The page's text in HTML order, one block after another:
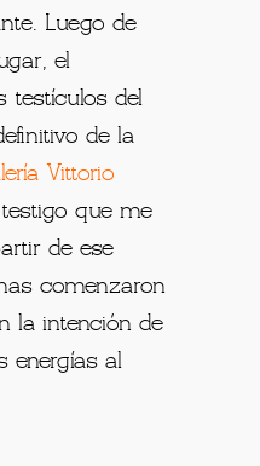
Luego de
el
testículos del
de la
Vittorio
que me
de ese
comenzaron
la intención de
energías al